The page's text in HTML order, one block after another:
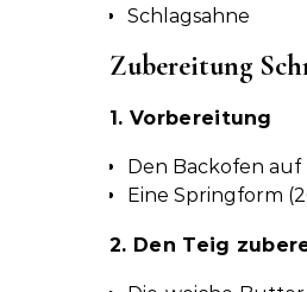
Schlagsahne
Zubereitung
1. Vorbereitung
Den Backofen auf
Eine Springform
2. Den Teig